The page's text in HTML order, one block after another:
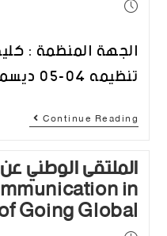
الجهة المنظمة :
تنظيمه 04-05 ديسمبر 2023 المطــــــــوية
Continue Reading
الملتقى الوطني
in
Going Global